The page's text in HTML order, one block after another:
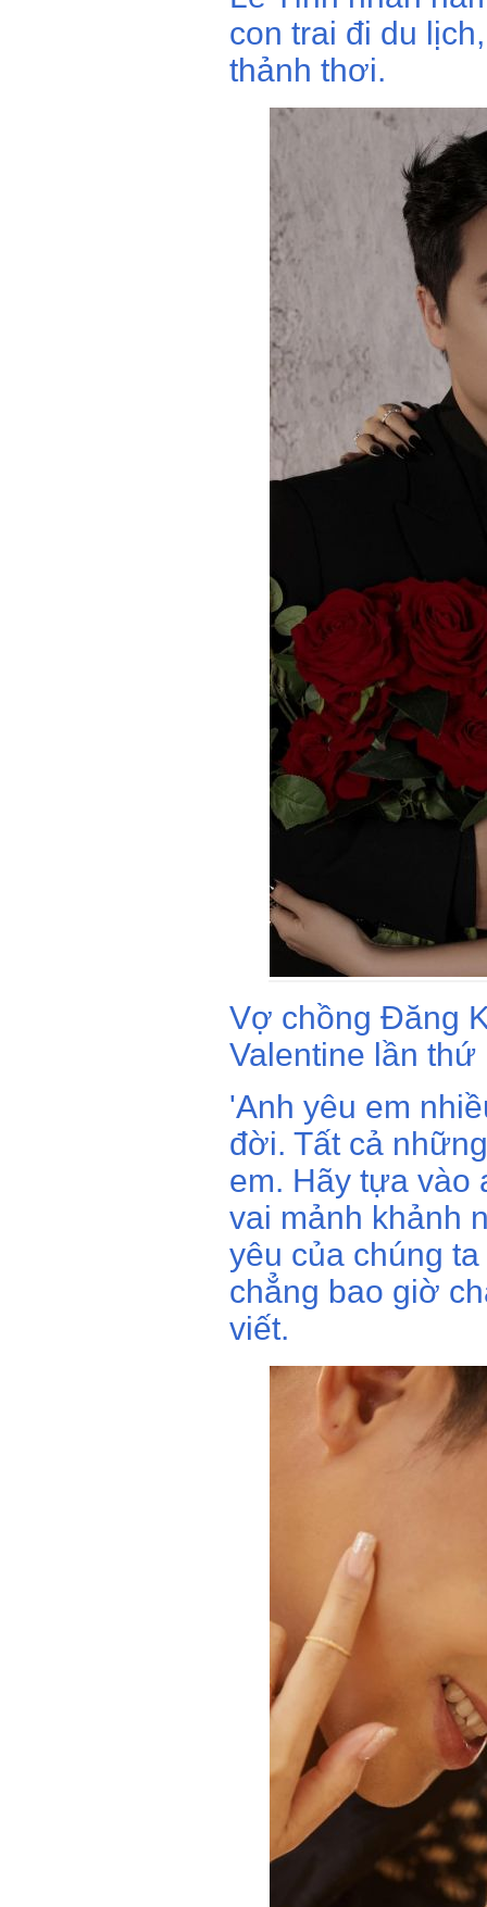
con trai đi du
thảnh thơi.
Vợ chồng Đăng
Valentine lần thứ
'Anh yêu em
đời. Tất cả
em. Hãy tựa vào
vai mảnh khảnh
yêu của chúng
chẳng bao giờ
viết.